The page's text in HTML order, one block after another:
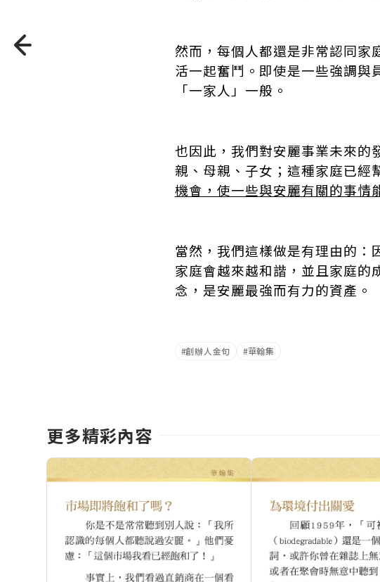
然而，每個人都還是非常認同家
活一起奮鬥。即使是一些強調與
「一家人」一般。
也因此，我們對安麗事業未來
親、母親、子女；這種家庭已經
機會，使一些與安麗有關的事情
當然，我們這樣做是有理由的：
家庭會越來越和諧，並且家庭的
念，是安麗最強而有力的資產。
創辦人金句 華翰集
更多精彩內容